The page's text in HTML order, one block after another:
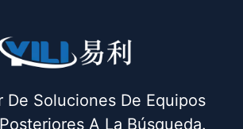
De Soluciones De Equipos
A La Búsqueda.